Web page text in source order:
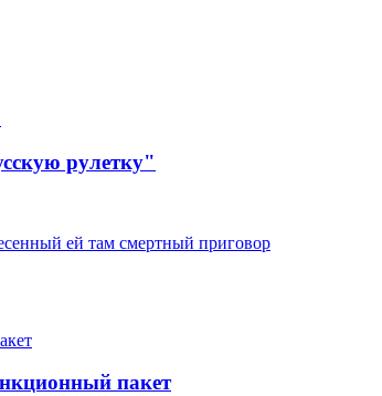
рулетку"
ей там смертный приговор
пакет